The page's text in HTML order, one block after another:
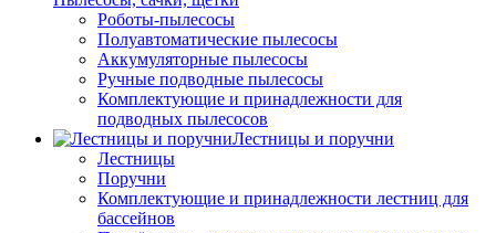
Роботы-пылесосы
Полуавтоматические пылесосы
Аккумуляторные пылесосы
Ручные подводные пылесосы
Комплектующие и принадлежности для
подводных пылесосов
Лестницы и поручни
Лестницы
Поручни
Комплектующие и принадлежности лестниц для
бассейнов